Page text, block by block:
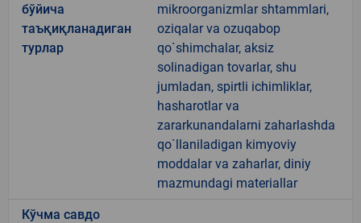
бўйича
таъқиқланадиган
турлар
mikroorganizmlar shtammlari,
oziqalar va ozuqabop
qo`shimchalar, aksiz
solinadigan tovarlar, shu
jumladan, spirtli ichimliklar,
hasharotlar va
zararkunandalarni zaharlashda
qo`llaniladigan kimyoviy
moddalar va zaharlar, diniy
mazmundagi materiallar
Кўчма савдо